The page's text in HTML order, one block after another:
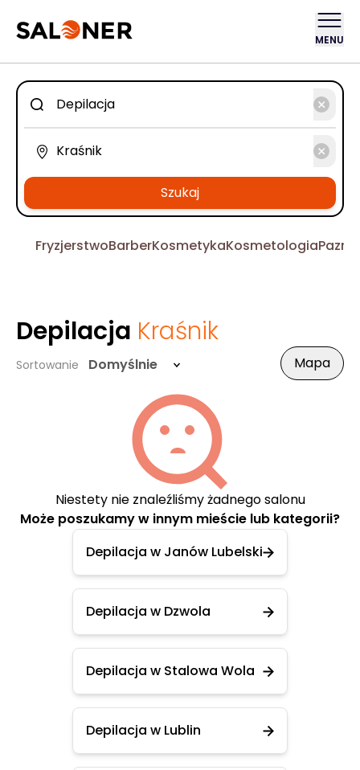
MENU
Szukaj
FryzjerstwoBarberKosmetykaKosmetologia
Depilacja Kraśnik
Sortowanie Domyślnie Mapa
Niestety nie znaleźliśmy żadnego salonu
Może poszukamy w innym mieście lub kategorii?
Depilacja w Janów Lubelski
Depilacja w Dzwola
Depilacja w Stalowa Wola
Depilacja w Lublin